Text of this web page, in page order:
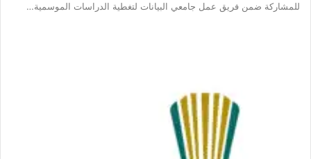
للمشاركة ضمن فريق عمل جامعي البيانات لتغطية الدراسات الموسمية…